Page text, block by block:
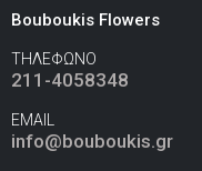
Bouboukis Flowers
ΤΗΛΕΦΩΝΟ
211-4058348
EMAIL
info@bouboukis.gr